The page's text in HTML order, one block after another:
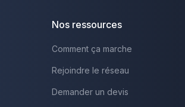
Nos ressources
Comment ça marche
Rejoindre le réseau
Demander un devis